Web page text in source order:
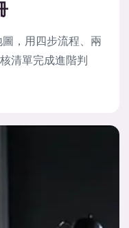
，用四步流程、兩
清單完成進階判